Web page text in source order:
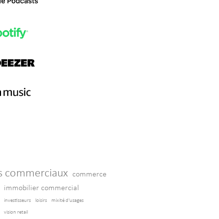
commerciaux commerce
immobilier commercial
investisseurs loisirs mixité d'usages
vision retail